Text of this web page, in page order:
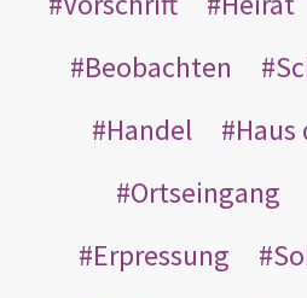
Beobachten
Handel
Haus
Ortseingang
Erpressung